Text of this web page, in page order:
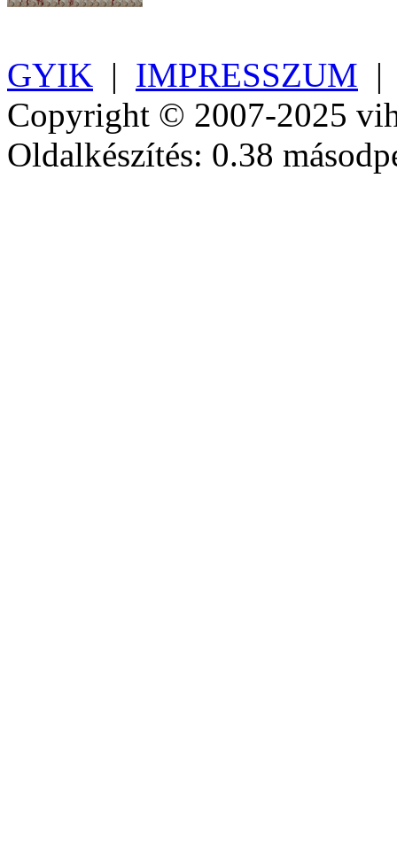
GYIK | IMPRESSZUM
Copyright © 2007-2025
Oldalkészítés: 0.38